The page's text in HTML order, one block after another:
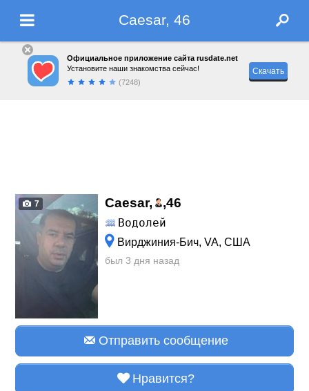
Caesar, 46
Официальное приложение сайта rusdate.net
Установите наши знакомства сейчас!
(7248)
Скачать
7 Caesar, ,46
Водолей
Вирджиния-Бич, VA, США
был 3 дня назад
Отправить сообщение
Нравится?